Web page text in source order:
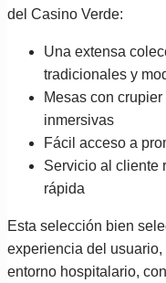
del Casino Verde:
Una extensa
tradicionales y
Mesas con
inmersivas
Fácil acceso a
Servicio al cliente
rápida
Esta selección bien
experiencia del
entorno hospitalario,